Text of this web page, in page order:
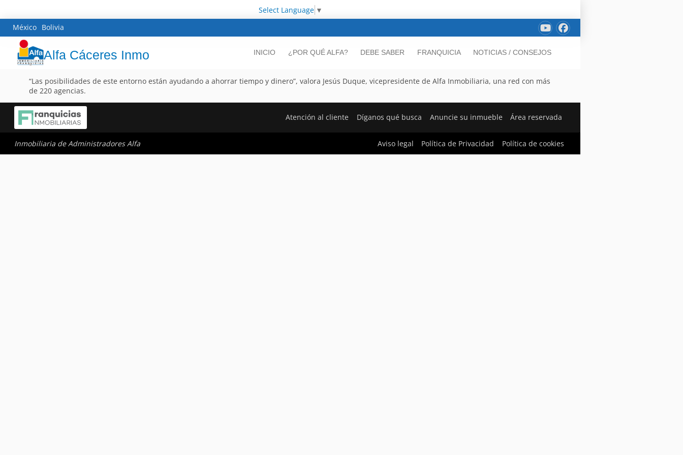
Select Language ▼
México Bolivia
Alfa Cáceres Inmo INICIO ¿POR QUÉ ALFA? DEBE SABER FRANQUICIA NOTICIAS / CONSEJOS
“Las posibilidades de este entorno están ayudando a ahorrar tiempo y dinero”, valora Jesús Duque, vicepresidente de Alfa Inmobiliaria, una red con más
de 220 agencias.
Atención al cliente Díganos qué busca Anuncie su inmueble Área reservada
Inmobiliaria de Administradores Alfa Aviso legal Política de Privacidad Política de cookies